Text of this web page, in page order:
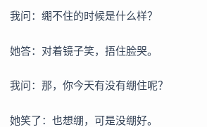
我问：绷不住的时候是什么样？
她答：对着镜子笑，捂住脸哭。
我问：那，你今天有没有绷住呢？
她笑了：也想绷，可是没绷好。